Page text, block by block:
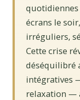
quotidiennes
écrans le
irréguliers,
Cette crise
déséquilibré
intégratives
relaxation —